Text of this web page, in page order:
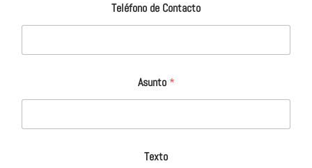
Teléfono de Contacto
Asunto *
Texto